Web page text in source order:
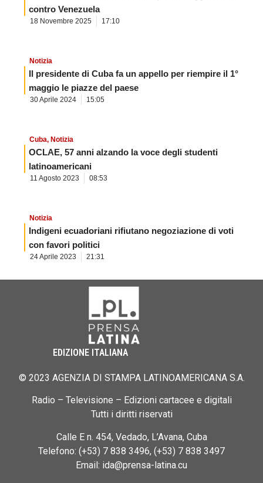
contro Venezuela
18 Novembre 2025 17:10
Notizia
Il presidente di Cuba fa un appello per riempire il 1°
maggio le piazze del paese
30 Aprile 2024 15:05
Cuba, Notizia
OCLAE, 57 anni alzando la voce degli studenti
latinoamericani
11 Agosto 2023 08:53
Notizia
Indigeni ecuadoriani rifiutano negoziazione di voti
con favori politici
24 Aprile 2023 21:31
EDIZIONE ITALIANA
© 2023 AGENZIA DI STAMPA LATINOAMERICANA S.A.
Radio – Televisione – Edizioni cartacee e digitali
Tutti i diritti riservati
Calle E n. 454, Vedado, L’Avana, Cuba
Telefono: (+53) 7 838 3496, (+53) 7 838 3497
Email: ida@prensa-latina.cu